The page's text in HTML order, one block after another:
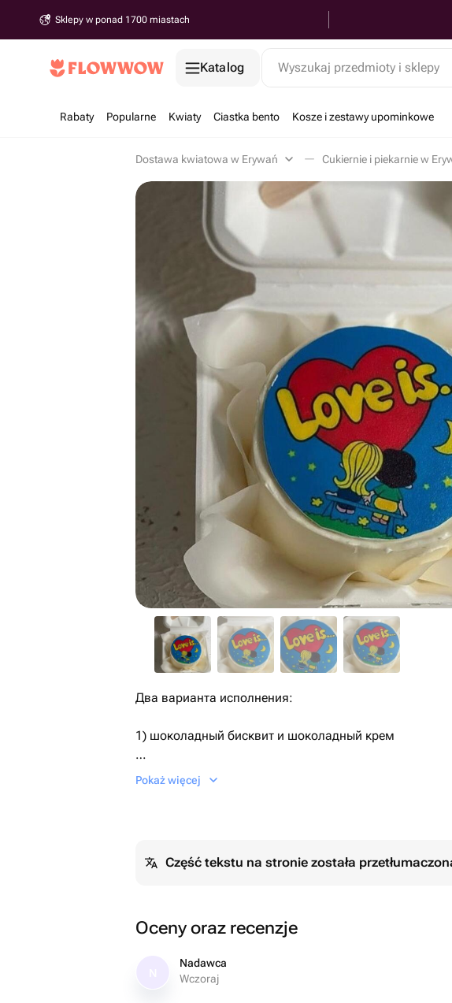
Sklepy w ponad 1700 miastach
Katalog Wyszukaj przedmioty i sklepy
Rabaty Popularne Kwiaty Ciastka bento Kosze i zestawy upominkowe
Dostawa kwiatowa w Erywań Cukiernie i piekarnie w
Два варианта исполнения:
1) шоколадный бисквит и шоколадный крем
2) ванильный бисквит, ванильный крем.
сообщением.
Pokaż więcej
Część tekstu na stronie została
Oceny oraz recenzje
Nadawca
Wczoraj